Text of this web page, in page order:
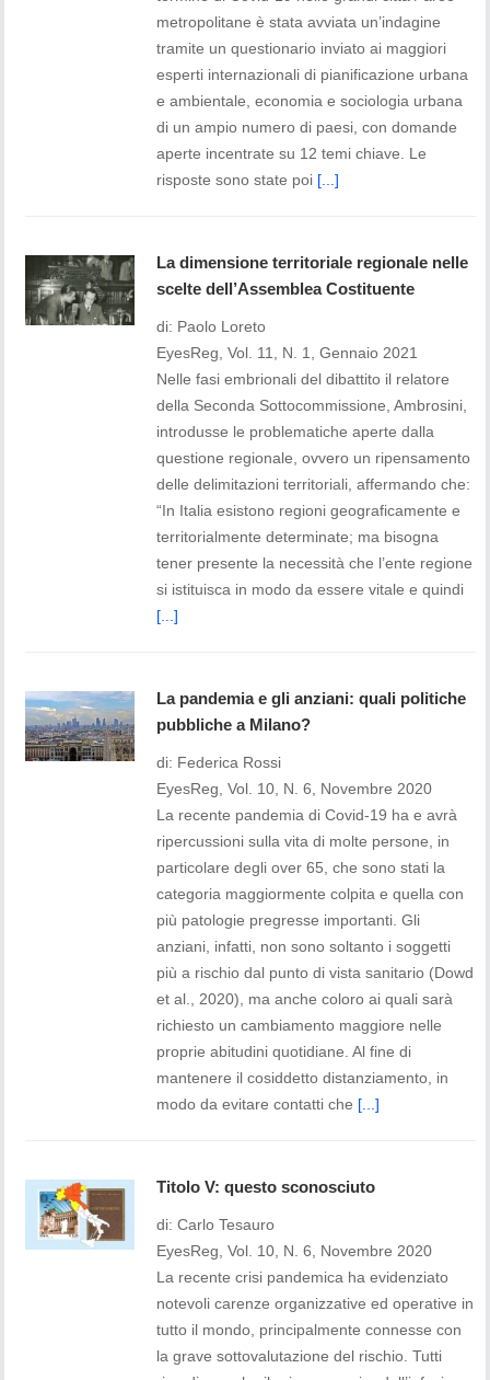
metropolitane è stata avviata un’indagine
tramite un questionario inviato ai maggiori
esperti internazionali di pianificazione urbana
e ambientale, economia e sociologia urbana
di un ampio numero di paesi, con domande
aperte incentrate su 12 temi chiave. Le
risposte sono state poi [...]
La dimensione territoriale regionale nelle
scelte dell’Assemblea Costituente
di: Paolo Loreto
EyesReg, Vol. 11, N. 1, Gennaio 2021
Nelle fasi embrionali del dibattito il relatore
della Seconda Sottocommissione, Ambrosini,
introdusse le problematiche aperte dalla
questione regionale, ovvero un ripensamento
delle delimitazioni territoriali, affermando che:
“In Italia esistono regioni geograficamente e
territorialmente determinate; ma bisogna
tener presente la necessità che l’ente regione
si istituisca in modo da essere vitale e quindi
[...]
La pandemia e gli anziani: quali politiche
pubbliche a Milano?
di: Federica Rossi
EyesReg, Vol. 10, N. 6, Novembre 2020
La recente pandemia di Covid-19 ha e avrà
ripercussioni sulla vita di molte persone, in
particolare degli over 65, che sono stati la
categoria maggiormente colpita e quella con
più patologie pregresse importanti. Gli
anziani, infatti, non sono soltanto i soggetti
più a rischio dal punto di vista sanitario (Dowd
et al., 2020), ma anche coloro ai quali sarà
richiesto un cambiamento maggiore nelle
proprie abitudini quotidiane. Al fine di
mantenere il cosiddetto distanziamento, in
modo da evitare contatti che [...]
Titolo V: questo sconosciuto
di: Carlo Tesauro
EyesReg, Vol. 10, N. 6, Novembre 2020
La recente crisi pandemica ha evidenziato
notevoli carenze organizzative ed operative in
tutto il mondo, principalmente connesse con
la grave sottovalutazione del rischio. Tutti